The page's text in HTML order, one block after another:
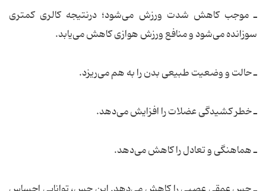
ـ موجب کاهش شدت ورزش می‌شود؛ درنتیجه کالری کمتری
سوزانده می‌شود و منافع ورزش هوازی کاهش می‌یابد.
ـ حالت و وضعیت طبیعی بدن را به هم می‌ریزد.
ـ خطر کشیدگی عضلات را افزایش می‌دهد.
ـ هماهنگی و تعادل را کاهش می‌دهد.